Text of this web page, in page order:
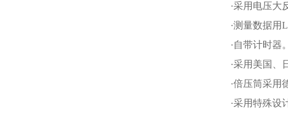
·采用电压大
·测量数据用
·自带计时器。
·采用美国、
·倍压筒采用
·采用特殊设